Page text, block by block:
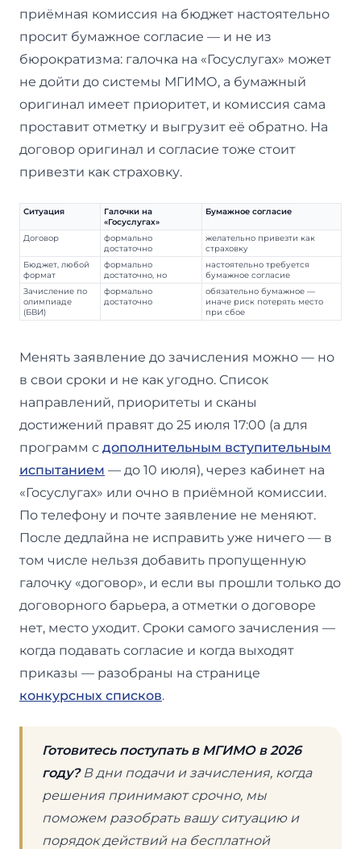
приёмная комиссия на бюджет настоятельно
просит бумажное согласие — и не из
бюрократизма: галочка на «Госуслугах» может
не дойти до системы МГИМО, а бумажный
оригинал имеет приоритет, и комиссия сама
проставит отметку и выгрузит её обратно. На
договор оригинал и согласие тоже стоит
привезти как страховку.
Ситуация
Галочки на
«Госуслугах»
Бумажное согласие
Договор
формально
достаточно
желательно привезти как
страховку
Бюджет, любой
формат
формально
достаточно, но
настоятельно требуется
бумажное согласие
Зачисление по
олимпиаде
(БВИ)
формально
достаточно
обязательно бумажное —
иначе риск потерять место
при сбое
Менять заявление до зачисления можно — но
в свои сроки и не как угодно. Список
направлений, приоритеты и сканы
достижений правят до 25 июля 17:00 (а для
программ с дополнительным вступительным
испытанием — до 10 июля), через кабинет на
«Госуслугах» или очно в приёмной комиссии.
По телефону и почте заявление не меняют.
После дедлайна не исправить уже ничего — в
том числе нельзя добавить пропущенную
галочку «договор», и если вы прошли только до
договорного барьера, а отметки о договоре
нет, место уходит. Сроки самого зачисления —
когда подавать согласие и когда выходят
приказы — разобраны на странице
конкурсных списков.
Готовитесь поступать в МГИМО в 2026
году?В дни подачи и зачисления, когда
решения принимают срочно, мы
поможем разобрать вашу ситуацию и
порядок действий на бесплатной